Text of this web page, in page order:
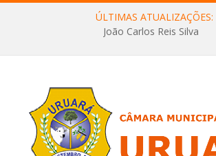
ÚLTIMAS ATUALIZAÇÕES:
João Carlos Reis Silva